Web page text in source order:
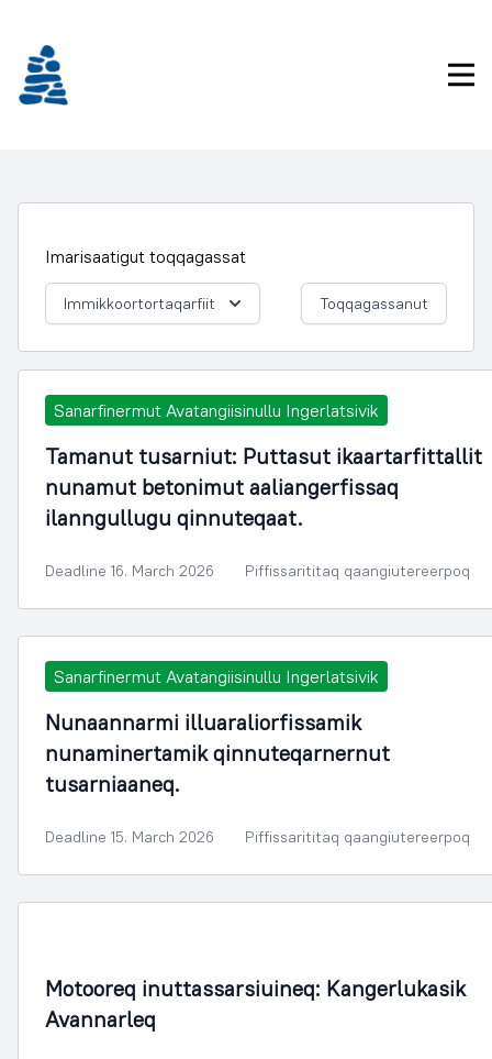
Imarisaatigut toqqagassat
Immikkoortortaqarfiit Toqqagassanut
Sanarfinermut Avatangiisinullu Ingerlatsivik
Tamanut tusarniut: Puttasut ikaartarfittallit
nunamut betonimut aaliangerfissaq
ilanngullugu qinnuteqaat.
Deadline 16. March 2026 Piffissarititaq qaangiutereerpoq
Sanarfinermut Avatangiisinullu Ingerlatsivik
Nunaannarmi illuaraliorfissamik
nunaminertamik qinnuteqarnernut
tusarniaaneq.
Deadline 15. March 2026 Piffissarititaq qaangiutereerpoq
Motooreq inuttassarsiuineq: Kangerlukasik
Avannarleq